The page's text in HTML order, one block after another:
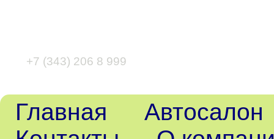
+7 (343) 206 8 999
Главная
Автосалон